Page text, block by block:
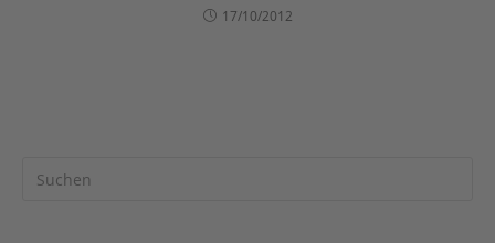
17/10/2012